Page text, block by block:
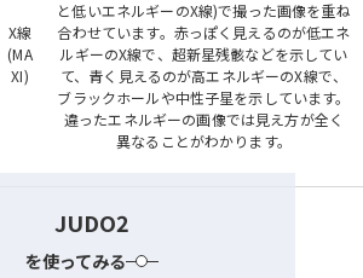
X線
(MA
XI)
と低いエネルギーのX線)で撮った画像を重ね
合わせています。赤っぽく見えるのが低エネ
ルギーのX線で、超新星残骸などを示してい
て、青く見えるのが高エネルギーのX線で、
ブラックホールや中性子星を示しています。
違ったエネルギーの画像では見え方が全く
異なることがわかります。
JUDO2
を使ってみる